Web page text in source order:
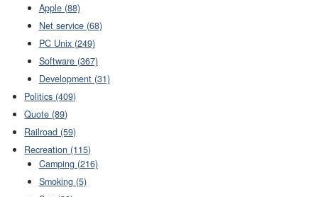
Apple (88)
Net service (68)
PC Unix (249)
Software (367)
Development (31)
Politics (409)
Quote (89)
Railroad (59)
Recreation (115)
Camping (216)
Smoking (5)